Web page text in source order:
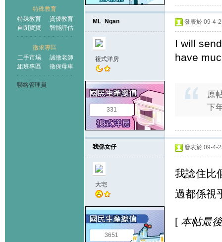
特殊教育
特殊教育
資優教育
自閉寶寶
智能評估
徵求專區
二手市場
誠徵老師
組班專區
徵保母車
聯絡管理員
ML_Ngan
複式洋房
331
發表於 09-4-
I will
have
原
下
我係女仔
大宅
3651
發表於 09-4-
我諗住比
過都係視
[ 本帖最